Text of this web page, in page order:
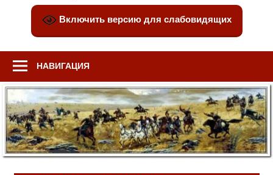
Включить версию для слабовидящих
НАВИГАЦИЯ